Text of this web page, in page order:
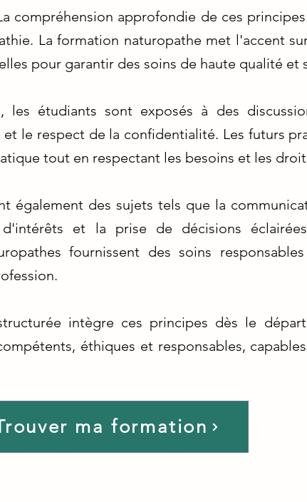
compréhension approfondie de ces
La formation naturopathe met l'accent
pour garantir des soins de haute qualité et
les étudiants sont exposés à des
le respect de la confidentialité. Les futurs
tout en respectant les besoins et les
également des sujets tels que la
et la prise de décisions
fournissent des soins
intègre ces principes dès le
éthiques et responsables,
ma formation